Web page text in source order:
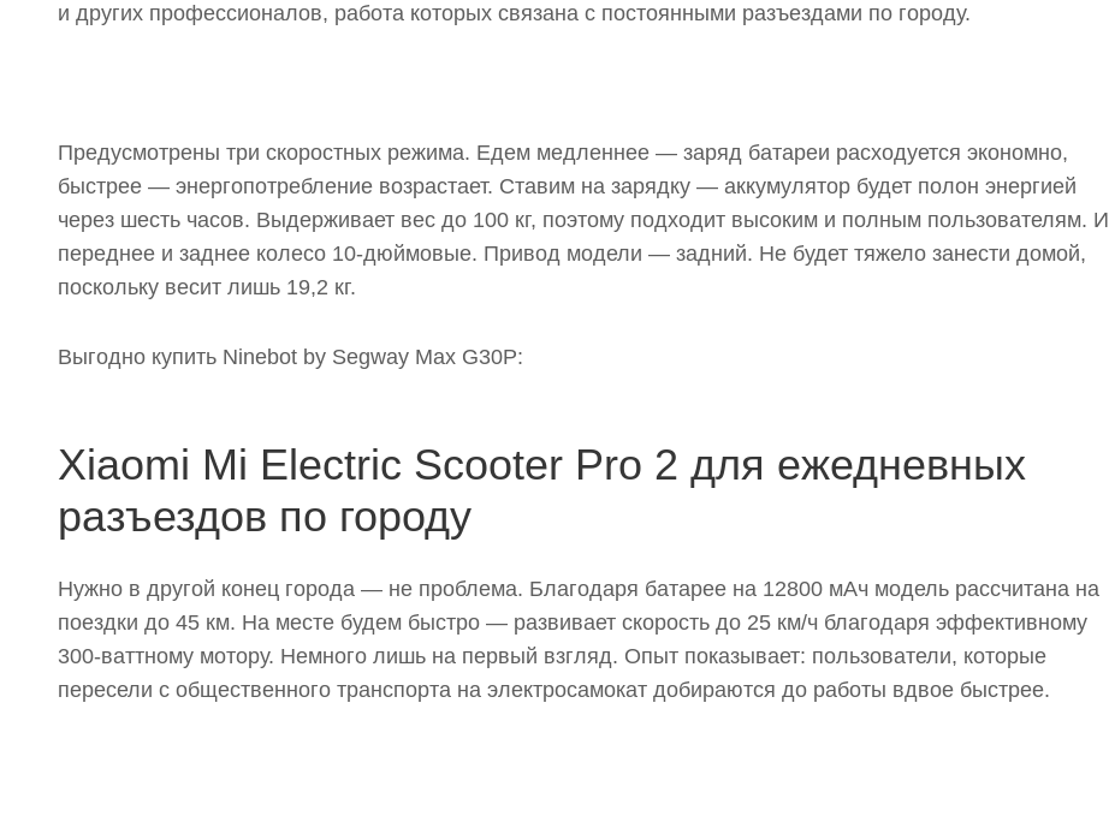
HIPER Volare V1 — умеренная цена и стильный дизайн
и других профессионалов, работа которых связана с постоянными разъездами по городу.
Предусмотрены три скоростных режима. Едем медленнее — заряд батареи расходуется экономно,
быстрее — энергопотребление возрастает. Ставим на зарядку — аккумулятор будет полон энергией
через шесть часов. Выдерживает вес до 100 кг, поэтому подходит высоким и полным пользователям. И
переднее и заднее колесо 10-дюймовые. Привод модели — задний. Не будет тяжело занести домой,
поскольку весит лишь 19,2 кг.
Выгодно купить Ninebot by Segway Max G30P:
Xiaomi Mi Electric Scooter Pro 2 для ежедневных
разъездов по городу
Нужно в другой конец города — не проблема. Благодаря батарее на 12800 мАч модель рассчитана на
поездки до 45 км. На месте будем быстро — развивает скорость до 25 км/ч благодаря эффективному
300-ваттному мотору. Немного лишь на первый взгляд. Опыт показывает: пользователи, которые
пересели с общественного транспорта на электросамокат добираются до работы вдвое быстрее.